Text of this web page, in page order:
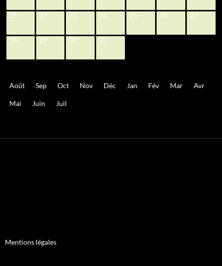
21 22 23 24 25 26 27
28 29 30 31
Août Sep Oct Nov Déc Jan Fév Mar Avr
Mai Juin Juil
Mentions légales